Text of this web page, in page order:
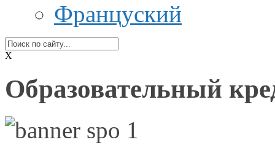
Француский
X
Образовательный